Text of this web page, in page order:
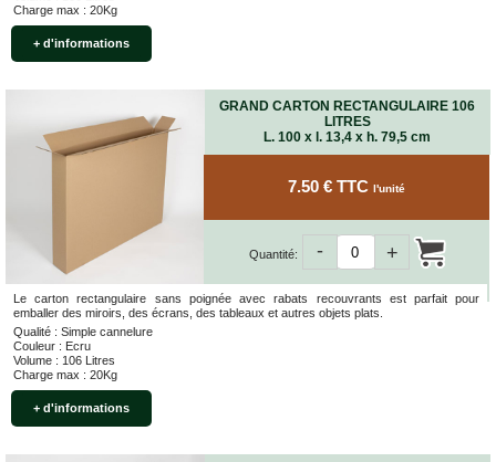
Charge max : 20Kg
+ d'informations
GRAND CARTON RECTANGULAIRE 106
LITRES
L. 100 x l. 13,4 x h. 79,5 cm
Le carton rectangulaire sans poignée avec rabats recouvrants est parfait pour
emballer des miroirs, des écrans, des tableaux et autres objets plats.
Qualité : Simple cannelure
Couleur : Ecru
Volume : 106 Litres
Charge max : 20Kg
+ d'informations
7.50 € TTC l'unité
Quantité: +
-